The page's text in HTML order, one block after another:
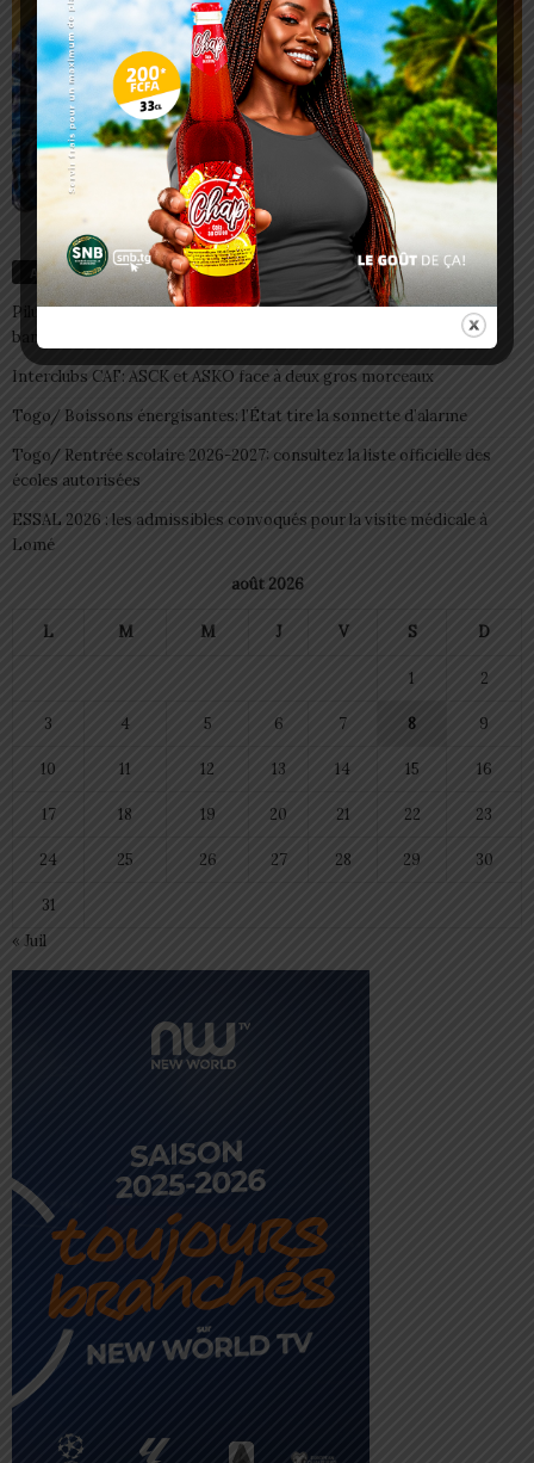
Articles récents
Pilule du lendemain : un recours d’urgence, pas une habitude à
banaliser
Interclubs CAF: ASCK et ASKO face à deux gros morceaux
Togo/ Boissons énergisantes: l’État tire la sonnette d’alarme
Togo/ Rentrée scolaire 2026-2027: consultez la liste officielle des
écoles autorisées
ESSAL 2026 : les admissibles convoqués pour la visite médicale à
Lomé
août 2026
L M M J V S D
1 2
3 4 5 6 7 8 9
10 11 12 13 14 15 16
17 18 19 20 21 22 23
24 25 26 27 28 29 30
31
« Juil